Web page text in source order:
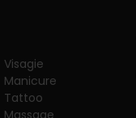
Visagie
Manicure
Tattoo
Massage